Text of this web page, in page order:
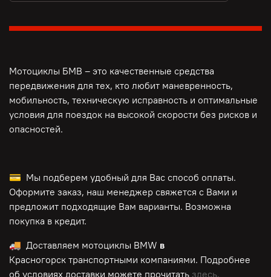
Мотоциклы БМВ – это качественные средства
передвижения для тех, кто любит маневренность,
мобильность, техническую исправность и оптимальные
условия для поездок на высокой скорости без рисков и
опасностей.
💳 Мы подберем удобный для Вас способ оплаты.
Оформите заказ, наш менеджер свяжется с Вами и
предложит подходящие Вам варианты. Возможна
покупка в кредит.
🚚 Доставляем мотоциклы BMW в
Красногорск транспортными компаниями. Подробнее
об условиях доставки можете прочитать здесь.